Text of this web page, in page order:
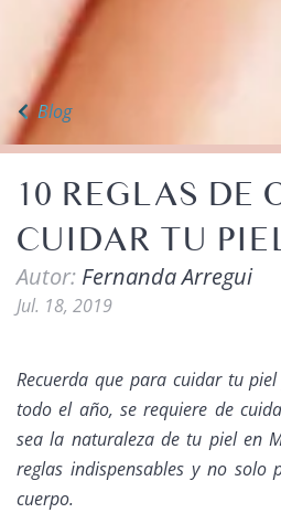
Blog
10 REGLAS DE
CUIDAR TU
Autor: Fernanda Arregui
Jul. 18, 2019
Recuerda que para cuidar tu
todo el año, se requiere de
sea la naturaleza de tu piel en
reglas indispensables y no
cuerpo.